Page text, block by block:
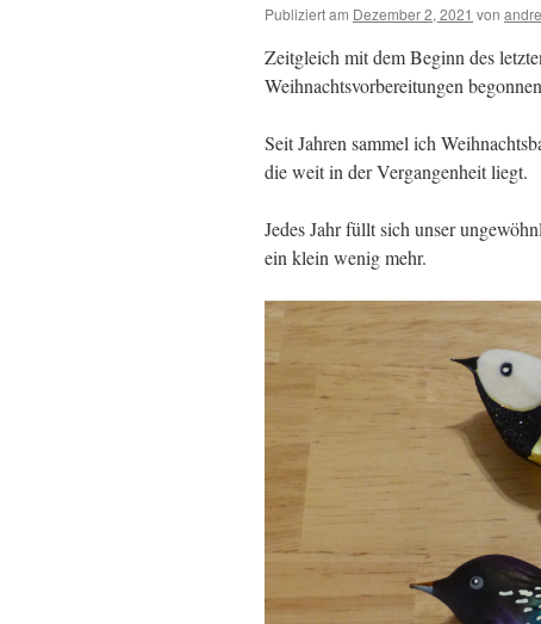
Publiziert am Dezember 2, 2021 von
Zeitgleich mit dem Beginn des
Weihnachtsvorbereitungen
Seit Jahren sammel ich
die weit in der Vergangenheit liegt.
Jedes Jahr füllt sich unser
ein klein wenig mehr.